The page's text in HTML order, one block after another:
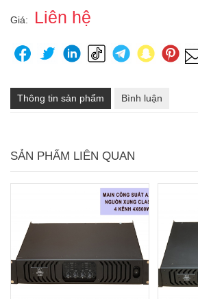
Giá: Liên hệ
Thông tin sản phẩm Bình luận
SẢN PHẨM LIÊN QUAN